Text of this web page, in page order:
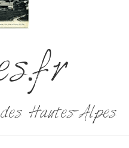
Hautes-Alpes